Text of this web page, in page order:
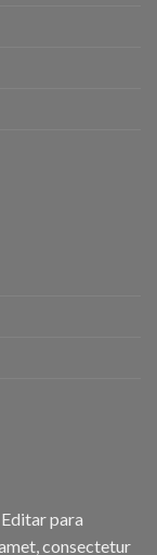
para
consectetur